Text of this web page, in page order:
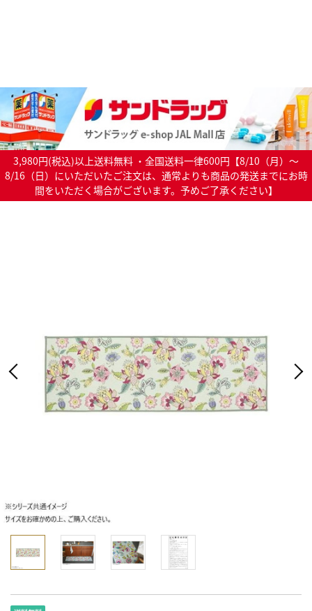
3,980円(税込)以上送料無料 ・全国送料一律600円【8/10（月）～
8/16（日）にいただいたご注文は、通常よりも商品の発送までにお時
間をいただく場合がございます。予めご了承ください】